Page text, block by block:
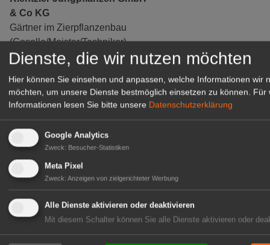
& Co KG
Gärtner im Zierpflanzenbau
(Geselle/Meister/Techniker)
(m/w/d)
zur Stellenanzeige
Dienste, die wir nutzen möchten
Hier können Sie einsehen und anpassen, welche Informationen wir
möchten, um unsere Dienste bestmöglich einsetzen zu können.
Für
Informationen lesen Sie bitte unsere Datenschutzerklärung
Google Analytics
Zweck: Besucher-Statistiken
Meta Pixel
Zweck: Anzeigen von zielgerichteter Werbung
Alle Dienste aktivieren oder deaktivieren
Mit diesem Schalter können Sie alle Dienste aktivieren oder